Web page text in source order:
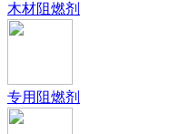
木材阻燃剂
专用阻燃剂